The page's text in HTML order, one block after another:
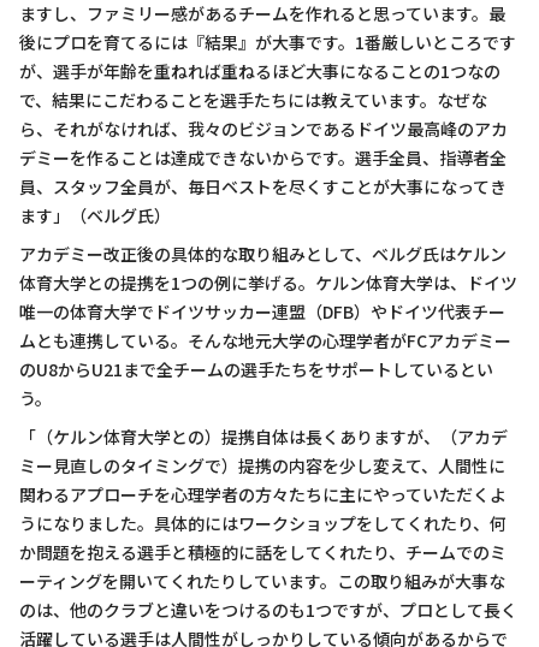
ますし、ファミリー感があるチームを作れると思っています。最
後にプロを育てるには『結果』が大事です。1番厳しいところです
が、選手が年齢を重ねれば重ねるほど大事になることの1つなの
で、結果にこだわることを選手たちには教えています。なぜな
ら、それがなければ、我々のビジョンであるドイツ最高峰のアカ
デミーを作ることは達成できないからです。選手全員、指導者全
員、スタッフ全員が、毎日ベストを尽くすことが大事になってき
ます」（ベルグ氏）
アカデミー改正後の具体的な取り組みとして、ベルグ氏はケルン
体育大学との提携を1つの例に挙げる。ケルン体育大学は、ドイツ
唯一の体育大学でドイツサッカー連盟（DFB）やドイツ代表チー
ムとも連携している。そんな地元大学の心理学者がFCアカデミー
のU8からU21まで全チームの選手たちをサポートしているとい
う。
「（ケルン体育大学との）提携自体は長くありますが、（アカデ
ミー見直しのタイミングで）提携の内容を少し変えて、人間性に
関わるアプローチを心理学者の方々たちに主にやっていただくよ
うになりました。具体的にはワークショップをしてくれたり、何
か問題を抱える選手と積極的に話をしてくれたり、チームでのミ
ーティングを開いてくれたりしています。この取り組みが大事な
のは、他のクラブと違いをつけるのも1つですが、プロとして長く
活躍している選手は人間性がしっかりしている傾向があるからで